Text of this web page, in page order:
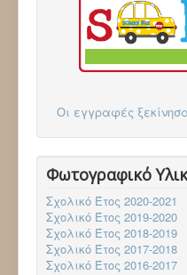
Οι εγγραφές
Φωτογραφικό
Σχολικό Έτος 2020-2021
Σχολικό Έτος 2019-2020
Σχολικό Έτος 2018-2019
Σχολικό Έτος 2017-2018
Σχολικό Έτος 2016-2017